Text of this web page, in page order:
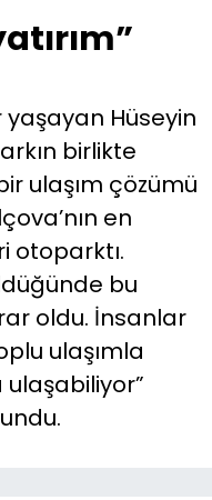
yaşayan Hüseyin
birlikte
ulaşım çözümü
en
otoparktı.
bu
oldu. İnsanlar
ulaşımla